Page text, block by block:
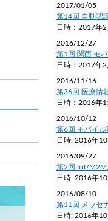
2017/01/05
第14回 自動認
日時：2017年
2016/12/27
第1回 関西 モ
日時：2017年
2016/11/16
第36回 医療情
日時：2016年
2016/10/12
第6回 モバイル
日時: 2016年
2016/09/27
第2回 IoT/M2M
日時: 2016年
2016/08/10
第11回 メッセ
日時: 2016年